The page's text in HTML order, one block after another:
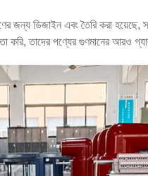
ডিজাইন এবং তৈরি করা হয়েছে,
করি, তাদের পণ্যের গুণমানের আরও